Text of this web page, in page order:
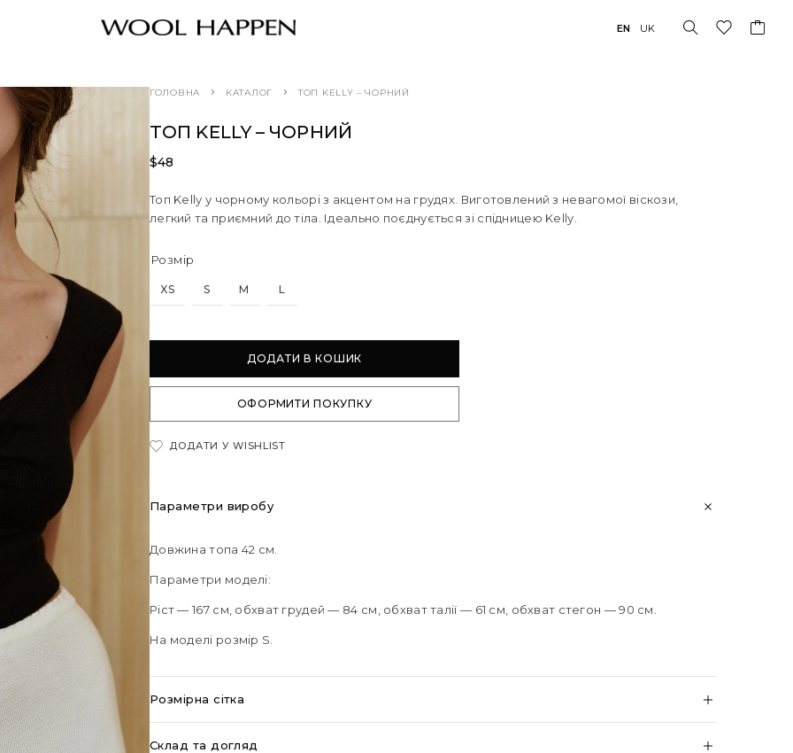
EN UK
ГОЛОВНА КАТАЛОГ ТОП KELLY – ЧОРНИЙ
ТОП KELLY – ЧОРНИЙ
$48
Топ Kelly у чорному кольорі з акцентом на грудях. Виготовлений з невагомої віскози,
легкий та приємний до тіла. Ідеально поєднується зі спідницею Kelly.
Розмір
XS S M L
ДОДАТИ В КОШИК
ОФОРМИТИ ПОКУПКУ
ДОДАТИ У WISHLIST
Параметри виробу
Довжина топа 42 см.
Параметри моделі:
Ріст — 167 см, обхват грудей — 84 см, обхват талії — 61 см, обхват стегон — 90 см.
На моделі розмір S.
Розмірна сітка
Склад та догляд